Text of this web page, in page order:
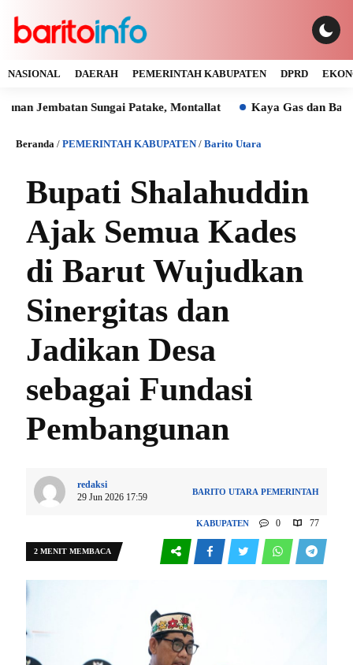
NASIONAL DAERAH PEMERINTAH KABUPATEN DPRD
Sungai Patake, Montallat Kaya Gas dan Batu Bara
Beranda / PEMERINTAH KABUPATEN/ Barito Utara
Bupati Shalahuddin
Ajak Semua Kades
di Barut Wujudkan
Sinergitas dan
Jadikan Desa
sebagai Fundasi
Pembangunan
redaksi
29 Jun 2026 17:59
BARITO UTARA PEMERINTAH
KABUPATEN 0 77
2 MENIT MEMBACA